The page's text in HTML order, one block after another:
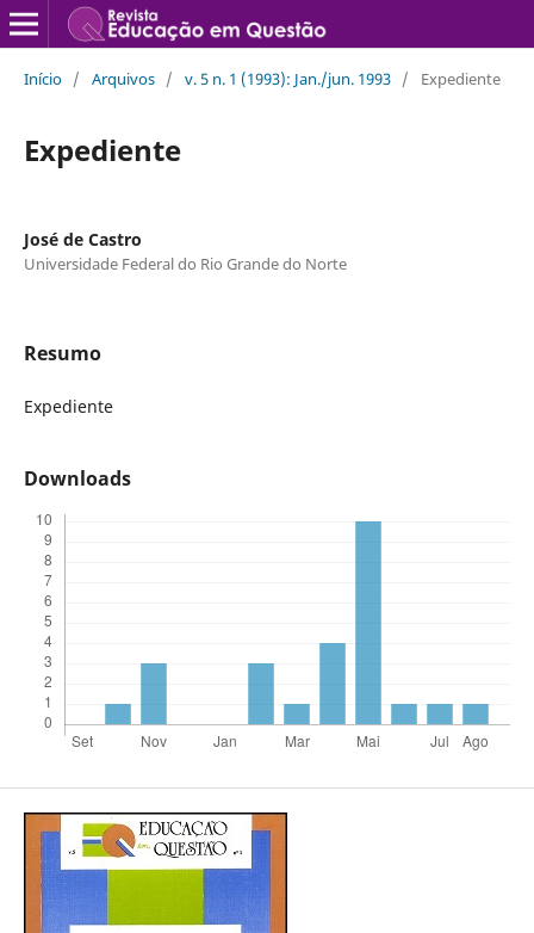
Início / Arquivos / v. 5 n. 1 (1993): Jan./jun. 1993 / Expediente
Expediente
José de Castro
Universidade Federal do Rio Grande do Norte
Resumo
Expediente
Downloads